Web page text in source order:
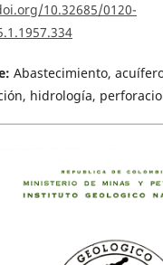
10.32685/0120-
Abastecimiento,
hidrología,